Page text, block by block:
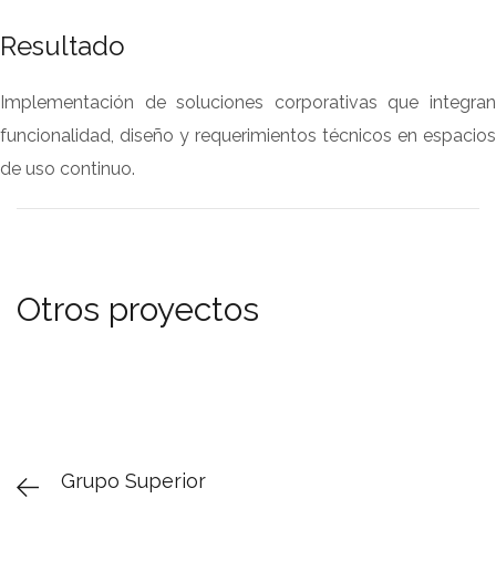
Resultado
Implementación de soluciones corporativas que integran
funcionalidad, diseño y requerimientos técnicos en espacios
de uso continuo.
Otros proyectos
Grupo Superior